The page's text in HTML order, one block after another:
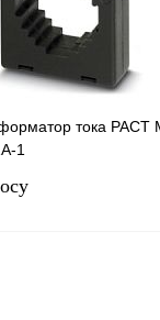
тока PACT
1